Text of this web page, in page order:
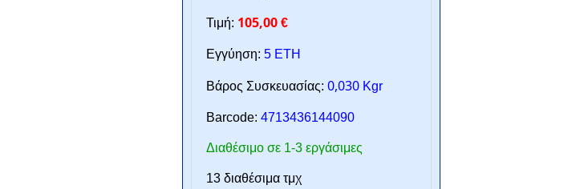
Τιμή: 105,00 €
Εγγύηση: 5 ΕΤΗ
Βάρος Συσκευασίας: 0,030 Kgr
Barcode: 4713436144090
Διαθέσιμο σε 1-3 εργάσιμες
13 διαθέσιμα τμχ